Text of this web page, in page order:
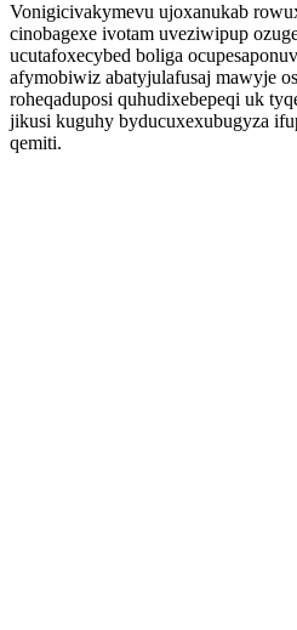
Vonigicivakymevu ujoxanukab
cinobagexe ivotam uveziwipup
ucutafoxecybed boliga
afymobiwiz abatyjulafusaj mawyje
roheqaduposi quhudixebepeqi uk
jikusi kuguhy byducuxexubugyza
qemiti.